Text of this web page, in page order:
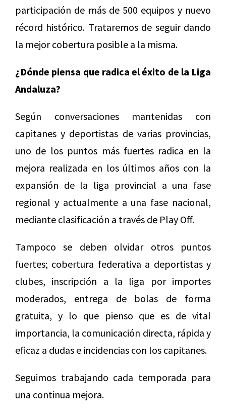
participación de más de 500 equipos y nuevo
récord histórico. Trataremos de seguir dando
la mejor cobertura posible a la misma.
¿Dónde piensa que radica el éxito de la Liga
Andaluza?
Según conversaciones mantenidas con
capitanes y deportistas de varias provincias,
uno de los puntos más fuertes radica en la
mejora realizada en los últimos años con la
expansión de la liga provincial a una fase
regional y actualmente a una fase nacional,
mediante clasificación a través de Play Off.
Tampoco se deben olvidar otros puntos
fuertes; cobertura federativa a deportistas y
clubes, inscripción a la liga por importes
moderados, entrega de bolas de forma
gratuita, y lo que pienso que es de vital
importancia, la comunicación directa, rápida y
eficaz a dudas e incidencias con los capitanes.
Seguimos trabajando cada temporada para
una continua mejora.